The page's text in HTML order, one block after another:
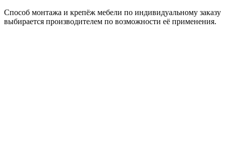
Способ монтажа и крепёж мебели по индивидуальному заказу
выбирается производителем по возможности её применения.